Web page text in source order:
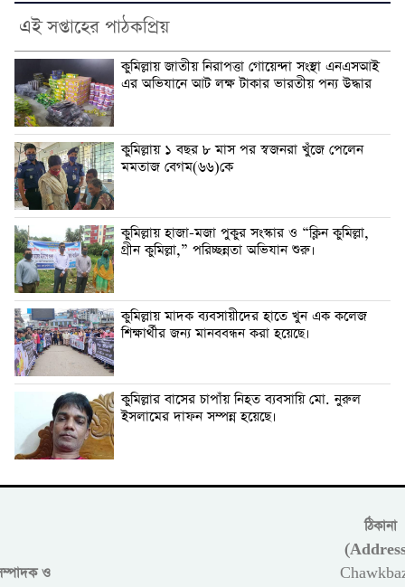
এই সপ্তাহের পাঠকপ্রিয়
কুমিল্লায় জাতীয় নিরাপত্তা গোয়েন্দা সংস্থা এনএসআই
এর অভিযানে আট লক্ষ টাকার ভারতীয় পন্য উদ্ধার
কুমিল্লায় ১ বছর ৮ মাস পর স্বজনরা খুঁজে পেলেন
মমতাজ বেগম(৬৬)কে
কুমিল্লায় হাজা-মজা পুকুর সংস্কার ও “ক্লিন কুমিল্লা,
গ্রীন কুমিল্লা,” পরিচ্ছন্নতা অভিযান শুরু।
কুমিল্লায় মাদক ব্যবসায়ীদের হাতে খুন এক কলেজ
শিক্ষার্থীর জন্য মানববন্ধন করা হয়েছে।
কুমিল্লার বাসের চাপাঁয় নিহত ব্যবসায়ি মো. নুরুল
ইসলামের দাফন সম্পন্ন হয়েছে।
ও
ঠিকানা